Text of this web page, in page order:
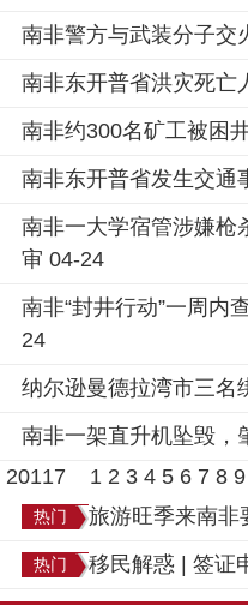
南非警方与武装分子交
南非东开普省洪灾死亡
南非约300名矿工被困
南非东开普省发生交通
南非一大学宿管涉嫌枪
审 04-24
南非“封井行动”一周内
24
纳尔逊曼德拉湾市三名
南非一架直升机坠毁，
20117
1 2 3 4 5 6 7 8 9
热门 旅游旺季来南非
热门
移民解惑 | 签证
果？